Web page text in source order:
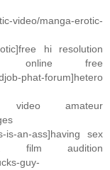
video/manga-erotic-
hi resolution
online free
phat-forum]hetero
video amateur
is-an-ass]having sex
film audition
guy-